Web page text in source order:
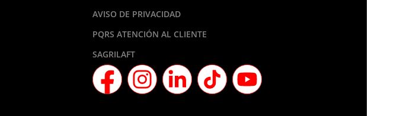
AVISO DE PRIVACIDAD
PQRS ATENCIÓN AL CLIENTE
SAGRILAFT